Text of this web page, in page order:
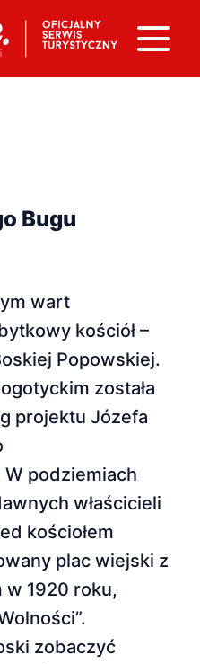
Bugu
wart
kościół –
Popowskiej.
została
projektu Józefa
podziemiach
właścicieli
kościołem
plac wiejski z
w 1920 roku,
zobaczyć